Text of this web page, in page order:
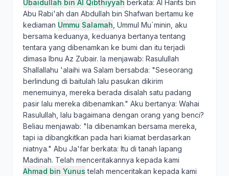
Ubaidullah bin Al Qibthiyyah berkata: Al Harits bin
Abu Rabi'ah dan Abdullah bin Shafwan bertamu ke
kediaman Ummu Salamah , Ummul Mu`minin, aku
bersama keduanya, keduanya bertanya tentang
tentara yang dibenamkan ke bumi dan itu terjadi
dimasa Ibnu Az Zubair. Ia menjawab: Rasulullah
Shallallahu 'alaihi wa Salam bersabda: "Seseorang
berlindung di baitulah lalu pasukan dikirim
menemuinya, mereka berada disalah satu padang
pasir lalu mereka dibenamkan." Aku bertanya: Wahai
Rasulullah, lalu bagaimana dengan orang yang benci?
Beliau menjawab: "Ia dibenamkan bersama mereka,
tapi ia dibangkitkan pada hari kiamat berdasarkan
niatnya." Abu Ja'far berkata: Itu di tanah lapang
Madinah. Telah menceritakannya kepada kami
Ahmad bin Yunus telah menceritakan kepada kami